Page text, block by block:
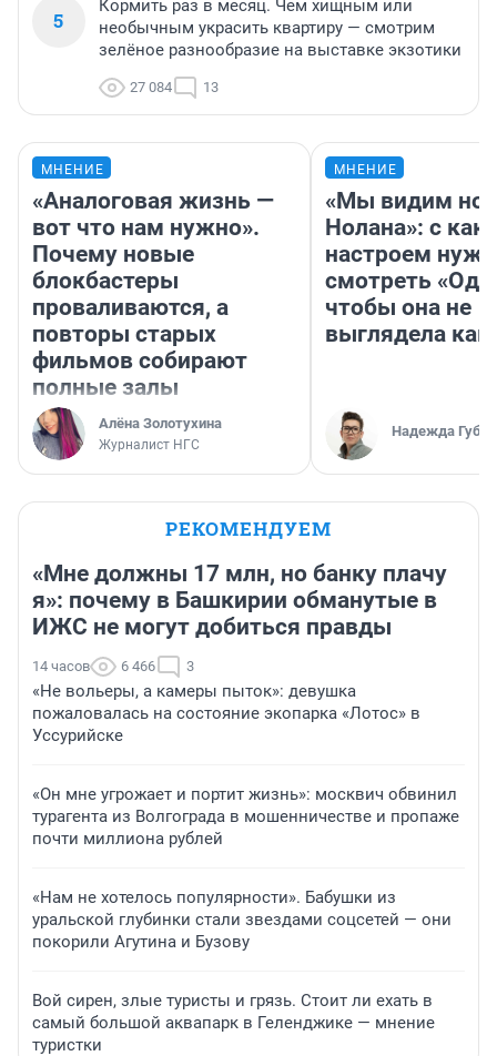
5
Кормить раз в месяц. Чем хищным или
необычным украсить квартиру — смотрим
зелёное разнообразие на выставке экзотики
27 084 13
МНЕНИЕ
«Аналоговая жизнь —
вот что нам нужно».
Почему новые
блокбастеры
проваливаются, а
повторы старых
фильмов собирают
полные залы
Алёна Золотухина
Журналист НГС
МНЕНИЕ
«Мы видим
Нолана»: с
настроем
смотреть
чтобы она не
выглядела как
Надежда
РЕКОМЕНДУЕМ
«Мне должны 17 млн, но банку плачу
я»: почему в Башкирии обманутые в
ИЖС не могут добиться правды
14 часов 6 466 3
«Не вольеры, а камеры пыток»: девушка
пожаловалась на состояние экопарка «Лотос» в
Уссурийске
«Он мне угрожает и портит жизнь»: москвич обвинил
турагента из Волгограда в мошенничестве и пропаже
почти миллиона рублей
«Нам не хотелось популярности». Бабушки из
уральской глубинки стали звездами соцсетей — они
покорили Агутина и Бузову
Вой сирен, злые туристы и грязь. Стоит ли ехать в
самый большой аквапарк в Геленджике — мнение
туристки